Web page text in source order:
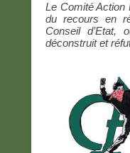
Le Comité Action
du recours en
Conseil d’Etat,
déconstruit et